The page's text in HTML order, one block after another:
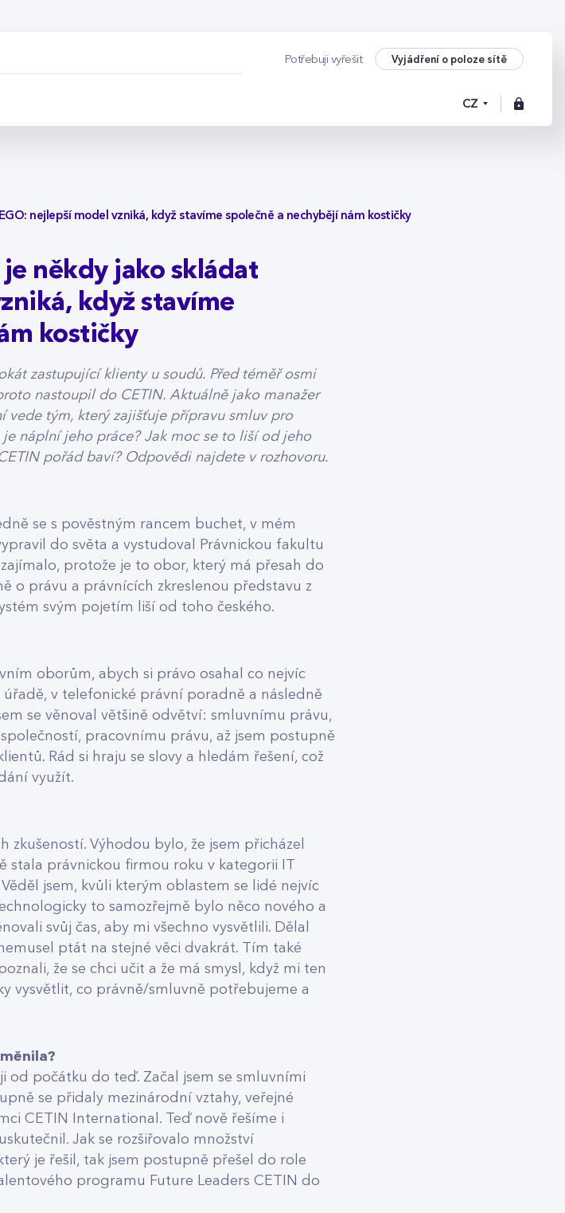
Potřebuji vyřešit Vyjádření o poloze sítě
CZ
nejlepší model vzniká, když stavíme společně a nechybějí nám kostičky
je někdy jako skládat
když stavíme
kostičky
zastupující klienty u soudů. Před téměř osmi
nastoupil do CETIN. Aktuálně jako manažer
vede tým, který zajišťuje přípravu smluv pro
náplní jeho práce? Jak moc se to liší od jeho
pořád baví? Odpovědi najdete v rozhovoru.
se s pověstným rancem buchet, v mém
do světa a vystudoval Právnickou fakultu
protože je to obor, který má přesah do
o právu a právnících zkreslenou představu z
svým pojetím liší od toho českého.
oborům, abych si právo osahal co nejvíc
úřadě, v telefonické právní poradně a následně
se věnoval většině odvětví: smluvnímu právu,
pracovnímu právu, až jsem postupně
Rád si hraju se slovy a hledám řešení, což
využít.
zkušeností. Výhodou bylo, že jsem přicházel
stala právnickou firmou roku v kategorii IT
jsem, kvůli kterým oblastem se lidé nejvíc
to samozřejmě bylo něco nového a
svůj čas, aby mi všechno vysvětlili. Dělal
ptát na stejné věci dvakrát. Tím také
že se chci učit a že má smysl, když mi ten
vysvětlit, co právně/smluvně potřebujeme a
od počátku do teď. Začal jsem se smluvními
se přidaly mezinárodní vztahy, veřejné
CETIN International. Teď nově řešíme i
Jak se rozšiřovalo množství
je řešil, tak jsem postupně přešel do role
programu Future Leaders CETIN do